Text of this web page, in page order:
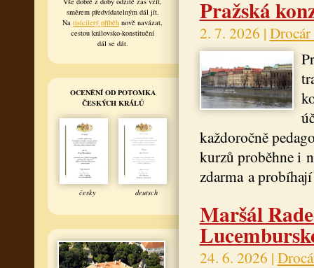
směrem předvídatelným dál jít.
Na tisíciletý příběh nově navázat,
cestou královsko-konstituční
dál se dát.
OCENĚNÍ OD POTOMKA
ČESKÝCH KRÁLŮ
česky deutsch
Pražská
2. 7. 2026 | Drocár
každoročně
kurzů proběhne i
zdarma a
Maršál
24. 6. 2026 |